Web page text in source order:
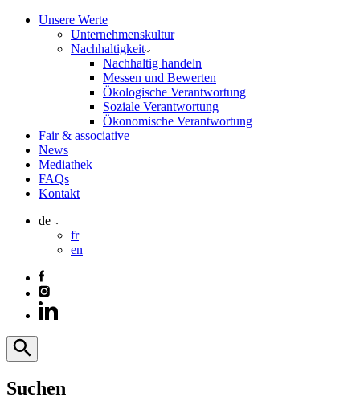
Unsere Werte
Unternehmenskultur
Nachhaltigkeit
Nachhaltig handeln
Messen und Bewerten
Ökologische Verantwortung
Soziale Verantwortung
Ökonomische Verantwortung
Fair & associative
News
Mediathek
FAQs
Kontakt
de
fr
en
Suchen